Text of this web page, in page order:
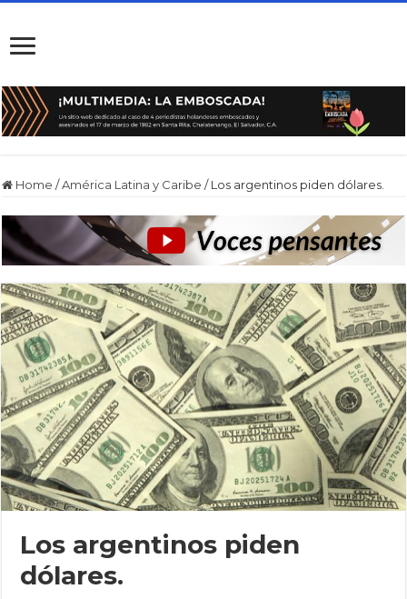
Home /América Latina y Caribe / Los argentinos piden dólares.
Los argentinos piden
dólares.